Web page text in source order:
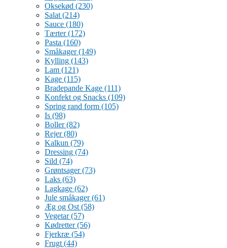
Oksekød (230)
Salat (214)
Sauce (180)
Tærter(172)
Pasta (160)
Småkager(149)
Kylling (143)
Lam (121)
Kage (115)
Bradepande Kage (111)
Konfekt og Snacks (109)
Spring rand form (105)
Is (98)
Boller(82)
Rejer(80)
Kalkun (79)
Dressing (74)
Sild (74)
Grøntsager(73)
Laks (63)
Lagkage (62)
Jule småkager(61)
Æg og Ost (58)
Vegetar(57)
Kødretter(56)
Fjerkræ (54)
Frugt (44)